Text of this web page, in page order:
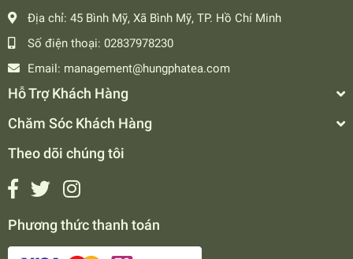
Địa chỉ: 45 Bình Mỹ, Xã Bình Mỹ, TP. Hồ Chí Minh
Số điện thoại: 02837978230
Email: management@hungphatea.com
Hỗ Trợ Khách Hàng
Chăm Sóc Khách Hàng
Theo dõi chúng tôi
Phương thức thanh toán